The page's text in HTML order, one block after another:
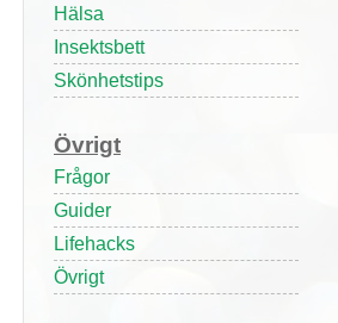
Hälsa
Insektsbett
Skönhetstips
Övrigt
Frågor
Guider
Lifehacks
Övrigt